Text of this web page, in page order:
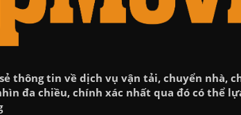
thông tin về dịch vụ vận tải, chuyển nhà,
đa chiều, chính xác nhất qua đó có thể